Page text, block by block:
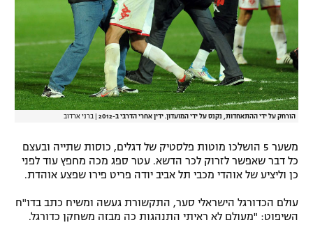
הורחק על ידי ההתאחדות, נקנס על ידי המועדון. ידין אחרי הדרבי ב-2012 ברני ארדוב
משער 5 הושלכו מוטות פלסטיק של דגלים, כוסות שתייה ובעצם
כל דבר שאפשר לזרוק לכר הדשא. עטר ספג מכה מחפץ עוד לפני
כן וליציע של אוהדי מכבי תל אביב יודה פריט פירו שפצע אוהדת.
עולם הכדורגל הישראלי סער, התקשורת געשה ומשיח כתב בדו"ח
השיפוט: "מעולם לא ראיתי התנהגות כה מבזה משחקן כדורגל.